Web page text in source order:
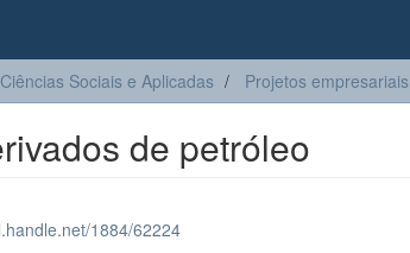
Ciências Sociais e Aplicadas Projetos empresariais
de petróleo
1884/62224